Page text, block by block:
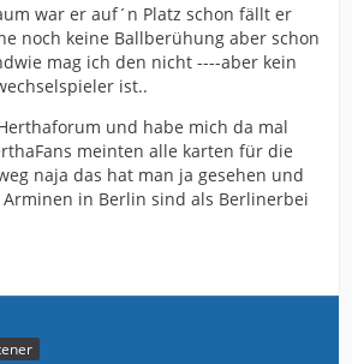
war er auf´n Platz schon fällt er
noch keine Ballberühung aber schon
mag ich den nicht ----aber kein
ist..
und habe mich da mal
meinten alle karten für die
naja das hat man ja gesehen und
in Berlin sind als Berlinerbei